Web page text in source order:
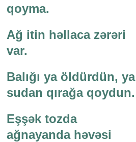
qoyma.
Ağ itin həllaca zərəri
var.
Balığı ya öldürdün, ya
sudan qırağa qoydun.
Eşşək tozda
ağnayanda həvəsi